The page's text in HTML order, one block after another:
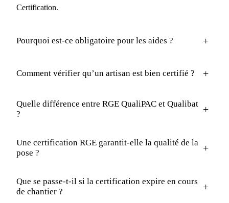
Certification.
Pourquoi est-ce obligatoire pour les aides ? +
Comment vérifier qu’un artisan est bien certifié ? +
Quelle différence entre RGE QualiPAC et Qualibat
?
+
Une certification RGE garantit-elle la qualité de la
pose ?
+
Que se passe-t-il si la certification expire en cours
de chantier ?
+